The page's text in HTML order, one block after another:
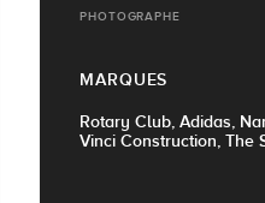
PHOTOGRAPHE
MARQUES
Rotary Club, Adidas,
Vinci Construction, The